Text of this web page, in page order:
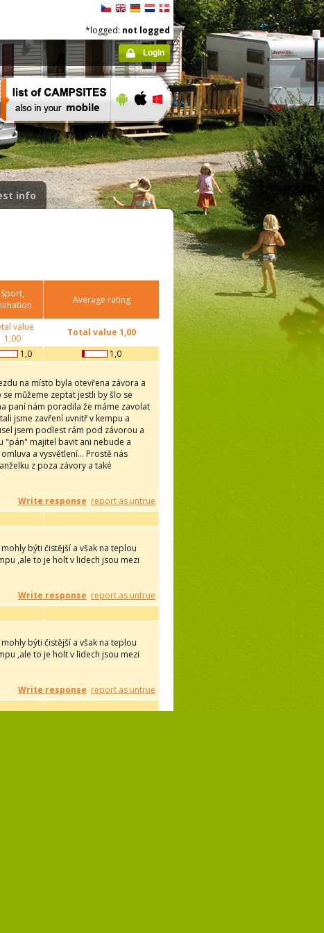
*logged: not logged
Login
info
Sport,
Average rating
value
1,00
Total value 1,00
1,0 1,0
na místo byla otevřena závora a
můžeme zeptat jestli by šlo se
paní nám poradila že máme zavolat
jsme zavření uvnitř v kempu a
jsem podlest rám pod závorou a
"pán" majitel bavit ani nebude a
a vysvětlení... Prostě nás
z poza závory a také
Write response report as untrue
býti čistější a však na teplou
,ale to je holt v lidech jsou mezi
Write response report as untrue
býti čistější a však na teplou
,ale to je holt v lidech jsou mezi
Write response report as untrue